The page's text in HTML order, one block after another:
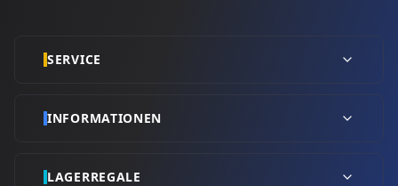
SERVICE
INFORMATIONEN
LAGERREGALE